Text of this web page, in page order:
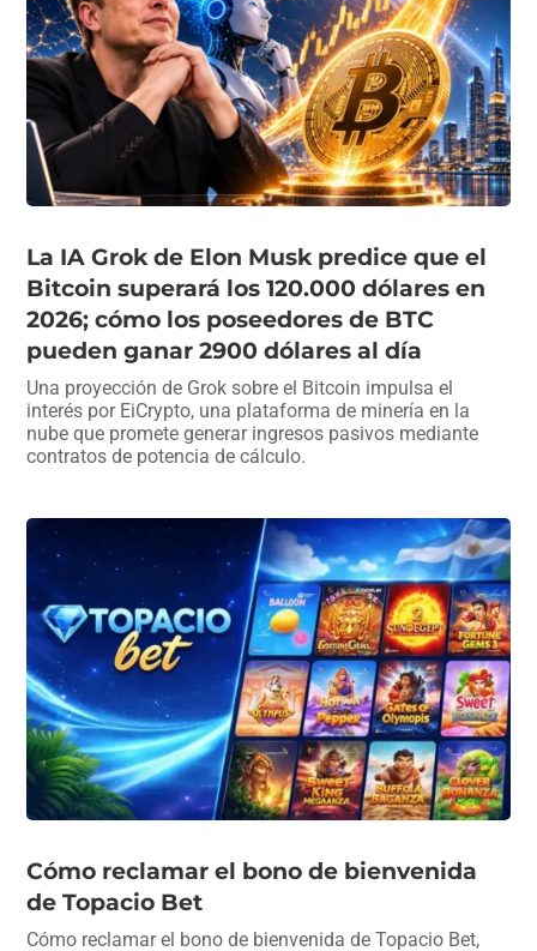
La IA Grok de Elon Musk predice que el
Bitcoin superará los 120.000 dólares en
2026; cómo los poseedores de BTC
pueden ganar 2900 dólares al día
Una proyección de Grok sobre el Bitcoin impulsa el
interés por EiCrypto, una plataforma de minería en la
nube que promete generar ingresos pasivos mediante
contratos de potencia de cálculo.
Cómo reclamar el bono de bienvenida
de Topacio Bet
Cómo reclamar el bono de bienvenida de Topacio Bet,